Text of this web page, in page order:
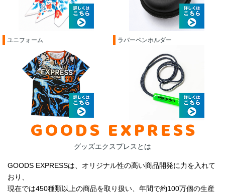
ユニフォーム ラバーペンホルダー
GOODS EXPRESS
グッズエクスプレスとは
GOODS EXPRESSは、オリジナル性の高い商品開発に力を入れて
おり、
現在では450種類以上の商品を取り扱い、年間で約100万個の生産